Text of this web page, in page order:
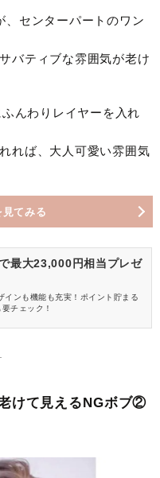
、センターパートのワン
バティブな雰囲気が老け
んわりレイヤーを入れ
れば、大人可愛い雰囲気
てみる
最大23,000円相当プレゼ
インも機能も充実！ポイント貯まる
チェック！
けて見えるNGボブ②